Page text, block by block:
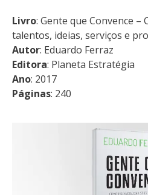
Livro: Gente que Convence
talentos, ideias, serviços e
Autor: Eduardo Ferraz
Editora: Planeta Estratégia
Ano: 2017
Páginas: 240